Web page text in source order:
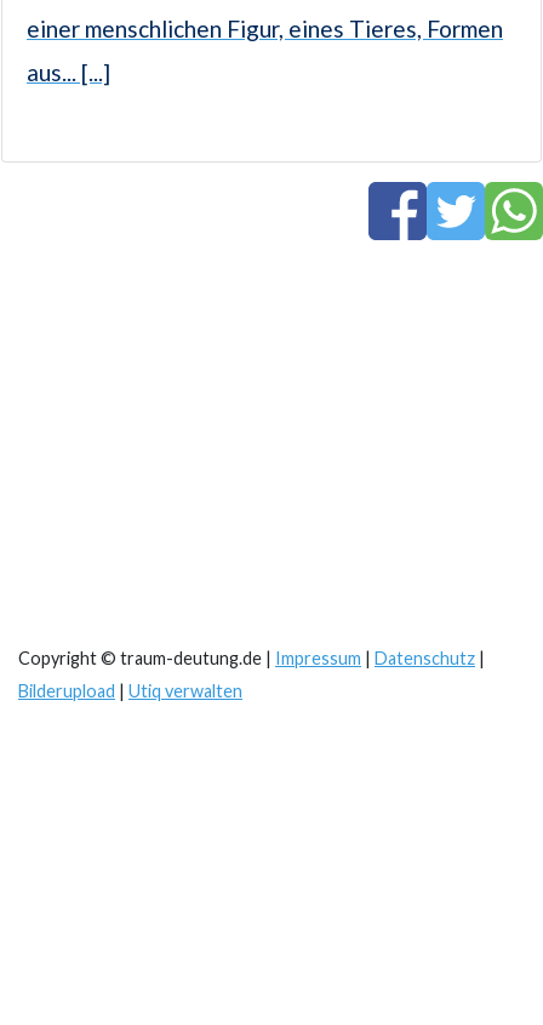
einer menschlichen Figur, eines Tieres, Formen
aus... [...]
Copyright © traum-deutung.de | Impressum | Datenschutz |
Bilderupload | Utiq verwalten